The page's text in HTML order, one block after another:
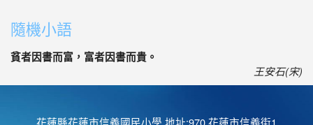
隨機小語
貧者因書而富，富者因書而貴。
王安石(宋)
花蓮縣花蓮市信義國民小學 地址:970 花蓮市信義街1